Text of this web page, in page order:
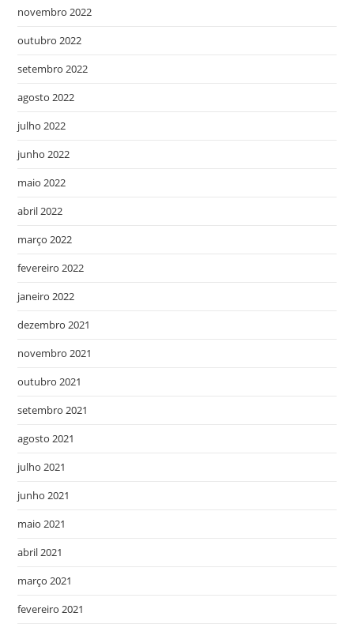
novembro 2022
outubro 2022
setembro 2022
agosto 2022
julho 2022
junho 2022
maio 2022
abril 2022
março 2022
fevereiro 2022
janeiro 2022
dezembro 2021
novembro 2021
outubro 2021
setembro 2021
agosto 2021
julho 2021
junho 2021
maio 2021
abril 2021
março 2021
fevereiro 2021